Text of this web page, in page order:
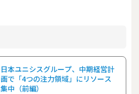
日本ユニシスグループ、中期経営計
画で「4つの注力領域」にリソース
集中（前編）